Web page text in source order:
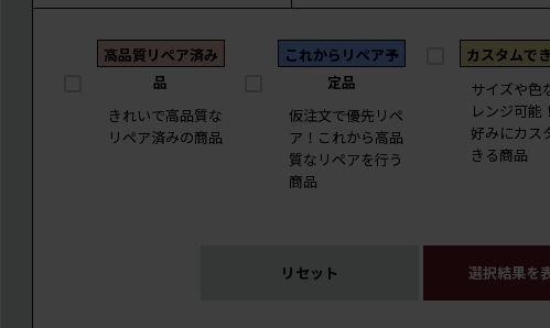
高品質リペア済み
品
きれいで高品質な
リペア済みの商品
これからリペア予
定品
仮注文で優先リペ
ア！これから高品
質なリペアを行う
商品
カスタムで
サイズや色
レンジ可能
好みにカス
きる商品
リセット 選択結果を